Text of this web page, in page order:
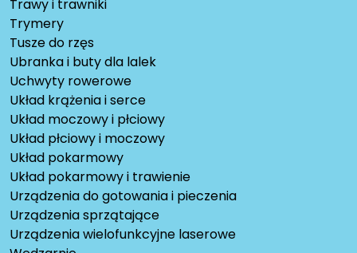
Trawy i trawniki
Trymery
Tusze do rzęs
Ubranka i buty dla lalek
Uchwyty rowerowe
Układ krążenia i serce
Układ moczowy i płciowy
Układ płciowy i moczowy
Układ pokarmowy
Układ pokarmowy i trawienie
Urządzenia do gotowania i pieczenia
Urządzenia sprzątające
Urządzenia wielofunkcyjne laserowe